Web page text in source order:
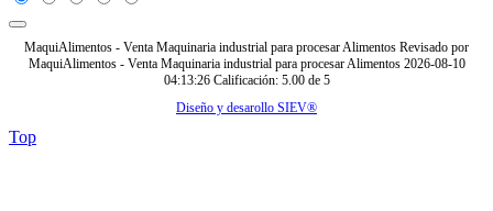
MaquiAlimentos - Venta Maquinaria industrial para procesar Alimentos Revisado por
MaquiAlimentos - Venta Maquinaria industrial para procesar Alimentos 2026-08-10
04:13:26 Calificación: 5.00 de 5
Diseño y desarollo SIEV®
Top